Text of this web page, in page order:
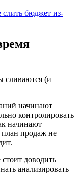
слить бюджет из-
начинают
контролировать
начинают
план продаж не
доводить
анализировать